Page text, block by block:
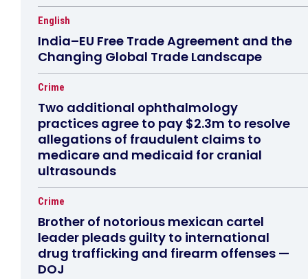
English
India–EU Free Trade Agreement and the
Changing Global Trade Landscape
Crime
Two additional ophthalmology
practices agree to pay $2.3m to resolve
allegations of fraudulent claims to
medicare and medicaid for cranial
ultrasounds
Crime
Brother of notorious mexican cartel
leader pleads guilty to international
drug trafficking and firearm offenses —
DOJ